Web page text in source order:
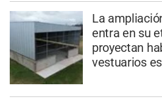
La
entra en su
proyectan
vestuarios